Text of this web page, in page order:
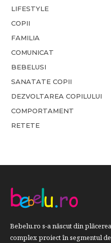
LIFESTYLE
COPII
FAMILIA
COMUNICAT
BEBELUSI
SANATATE COPII
DEZVOLTAREA COPILULUI
COMPORTAMENT
RETETE
Bebelu.ro s-a născut din
complex proiect în segmentul